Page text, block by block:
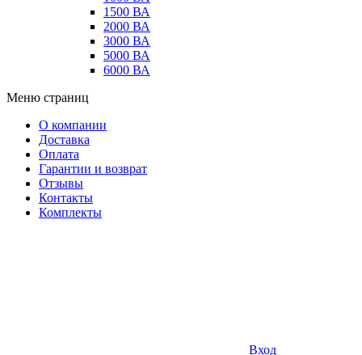
1500 ВА
2000 ВА
3000 ВА
5000 ВА
6000 ВА
Меню страниц
О компании
Доставка
Оплата
Гарантии и возврат
Отзывы
Контакты
Комплекты
Вход